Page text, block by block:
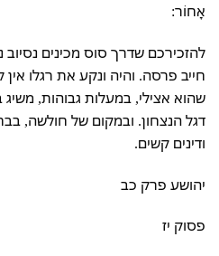
אָחוֹר:
להזכירכם שדרך סוס מכינים
חייב פרסה. והיה ונקע את רגלו
שהוא אצילי, במעלות גבוהות,
דגל הנצחון. ובמקום של חולשה,
ודינים קשים.
יהושע פרק כב
פסוק יז